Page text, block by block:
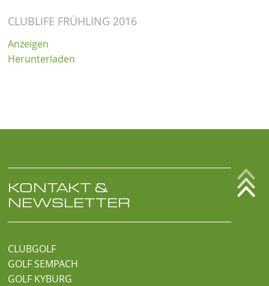
CLUBLIFE FRÜHLING 2016
Anzeigen
Herunterladen
KONTAKT &
NEWSLETTER
CLUBGOLF
GOLF SEMPACH
GOLF KYBURG